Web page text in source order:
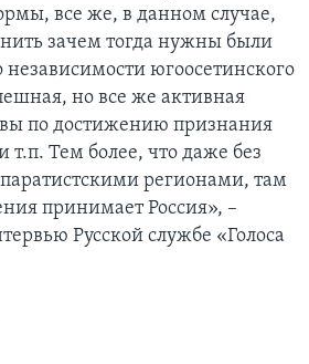
все же, в данном случае,
зачем тогда нужны были
независимости югоосетинского
но все же активная
по достижению признания
т.п. Тем более, что даже без
регионами, там
принимает Россия», –
Русской службе «Голоса